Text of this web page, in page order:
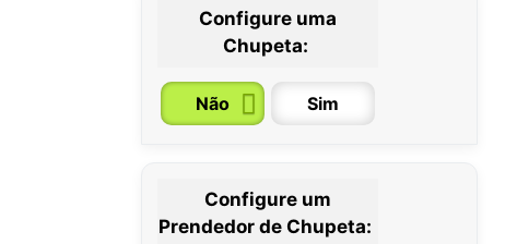
Configure uma
Chupeta:
Não Sim
0 / 6 meses 6 / 36 meses
Configure um
Prendedor de Chupeta: